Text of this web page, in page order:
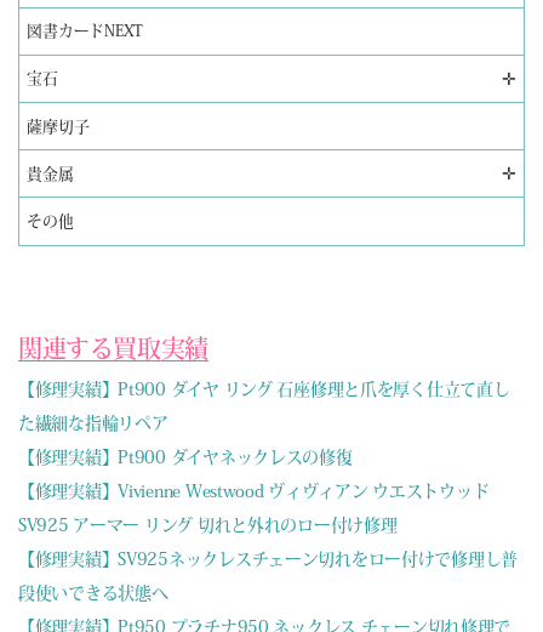
図書カードNEXT
宝石 ✛
薩摩切子
貴金属 ✛
その他
関連する買取実績
【修理実績】Pt900 ダイヤ リング 石座修理と爪を厚く仕立て直し
た繊細な指輪リペア
【修理実績】Pt900 ダイヤネックレスの修復
【修理実績】Vivienne Westwood ヴィヴィアン ウエストウッド
SV925 アーマー リング 切れと外れのロー付け修理
【修理実績】SV925ネックレスチェーン切れをロー付けで修理し普
段使いできる状態へ
【修理実績】Pt950 プラチナ950 ネックレス チェーン切れ修理で